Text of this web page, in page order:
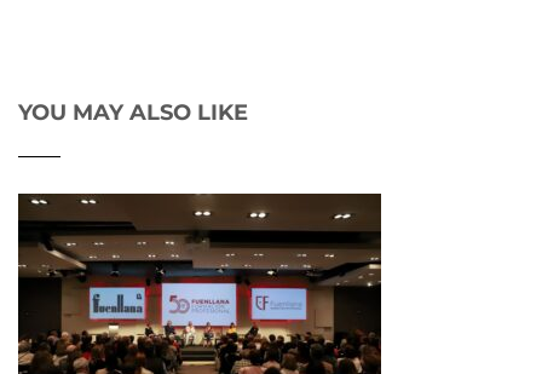
YOU MAY ALSO LIKE